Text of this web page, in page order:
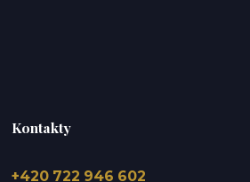
Kontakty
+420 722 946 602